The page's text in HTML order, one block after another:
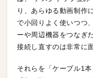
り、あらゆる動画制作
で小回りよく使いつつ
ーや周辺機器をつなぎ
接続し直すのは非常に
それらを「ケーブル1